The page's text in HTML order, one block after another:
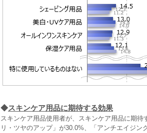
◆スキンケア用品に期待する効果
スキンケア用品使用者が、スキンケア用品に期
リ・ツヤのアップ」が30.0%、「アンチエイジ